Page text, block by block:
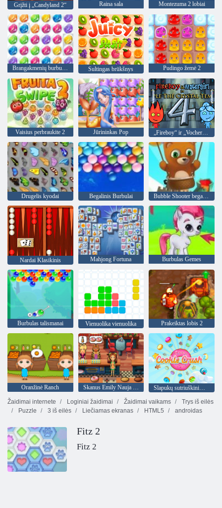
Grįžti į „Candyland 2“ Raina sala Montezuma 2 lobiai
Brangakmenių burbuliukai 3 Sultingas brūkšnys Pudingo žemė 2
Vaisius perbraukite 2 Jūrininkas Pop „Fireboy“ ir „Vochergirl 4“: „Crystal Temple“
Drugelis kyodai Begalinis Burbulai Bubble Shooter begalinis
Nardai Klasikinis Mahjong Fortuna Burbulas Gemes
Burbulas talismanai Vienuolika vienuolika Prakeiktas lobis 2
Oranžinė Ranch Skanus Emily Nauja pradžia
Slapukų sutriuškinimas 2
Žaidimai internete
Loginiai žaidimai Žaidimai vaikams
Trys iš eilės
Puzzle
3 iš eilės Liečiamas ekranas HTML5 androidas
Fitz 2
Fitz 2